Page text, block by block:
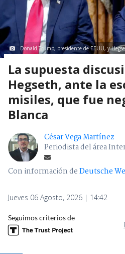
Donald Trump, presidente de EEUU, y
La supuesta
Hegseth, ante la
misiles, que fue
Blanca
César Vega Martínez
Periodista del área
Con información deDeutsche
Jueves 06 Agosto, 2026 | 14:42
Seguimos criterios de